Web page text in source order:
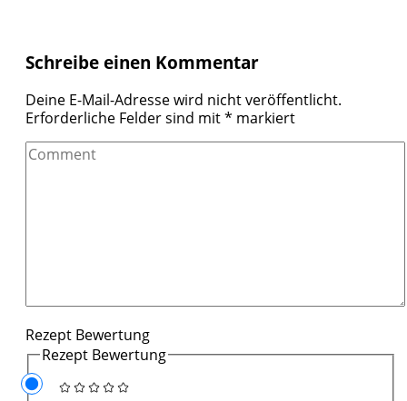
Schreibe einen Kommentar
Deine E-Mail-Adresse wird nicht veröffentlicht.
Erforderliche Felder sind mit* markiert
Comment
Rezept Bewertung
Rezept Bewertung